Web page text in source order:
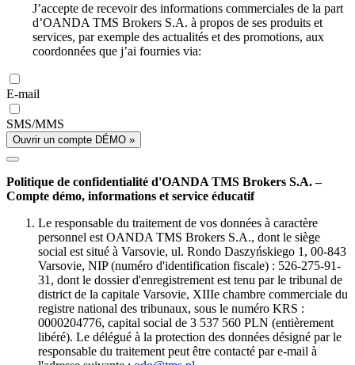
J’accepte de recevoir des informations commerciales de la part
d’OANDA TMS Brokers S.A. à propos de ses produits et
services, par exemple des actualités et des promotions, aux
coordonnées que j’ai fournies via:
E-mail
SMS/MMS
Ouvrir un compte DÉMO »
Politique de confidentialité d'OANDA TMS Brokers S.A. –
Compte démo, informations et service éducatif
Le responsable du traitement de vos données à caractère
personnel est OANDA TMS Brokers S.A., dont le siège
social est situé à Varsovie, ul. Rondo Daszyńskiego 1, 00-843
Varsovie, NIP (numéro d'identification fiscale) : 526-275-91-
31, dont le dossier d'enregistrement est tenu par le tribunal de
district de la capitale Varsovie, XIIIe chambre commerciale du
registre national des tribunaux, sous le numéro KRS :
0000204776, capital social de 3 537 560 PLN (entièrement
libéré). Le délégué à la protection des données désigné par le
responsable du traitement peut être contacté par e-mail à